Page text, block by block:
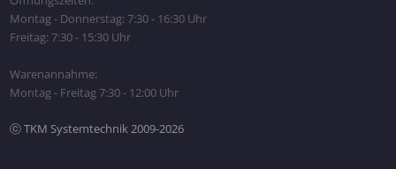
Montag - Donnerstag: 7:30 - 16:30 Uhr
Freitag: 7:30 - 15:30 Uhr
Warenannahme:
Montag - Freitag 7:30 - 12:00 Uhr
ⓒ TKM Systemtechnik 2009-2026